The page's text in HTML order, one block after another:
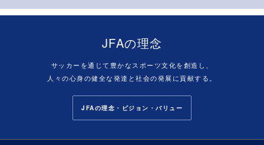
JFAの理念
サッカーを通じて豊かなスポーツ文化を創造し、
人々の心身の健全な発達と社会の発展に貢献する。
JFAの理念・ビジョン・バリュー